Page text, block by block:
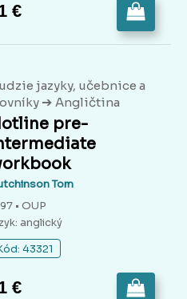
€
jazyky, učebnice a
➔ Angličtina
pre-
Tom
• OUP
anglický
43321
€